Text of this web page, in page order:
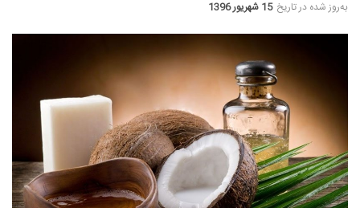
به‌روز شده در تاریخ 15 شهریور 1396